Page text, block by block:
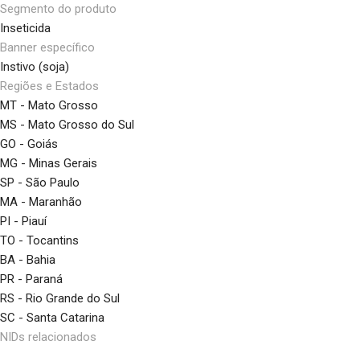
Segmento do produto
Inseticida
Banner específico
Instivo (soja)
Regiões e Estados
MT - Mato Grosso
MS - Mato Grosso do Sul
GO - Goiás
MG - Minas Gerais
SP - São Paulo
MA - Maranhão
PI - Piauí
TO - Tocantins
BA - Bahia
PR - Paraná
RS - Rio Grande do Sul
SC - Santa Catarina
NIDs relacionados